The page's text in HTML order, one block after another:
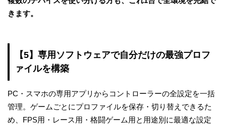
きます。
【5】専用ソフトウェアで自分だけの最強プロフ
ァイルを構築
PC・スマホの専用アプリからコントローラーの全設定を一括
管理。ゲームごとにプロファイルを保存・切り替えできるた
め、FPS用・レース用・格闘ゲーム用と用途別に最適な設定